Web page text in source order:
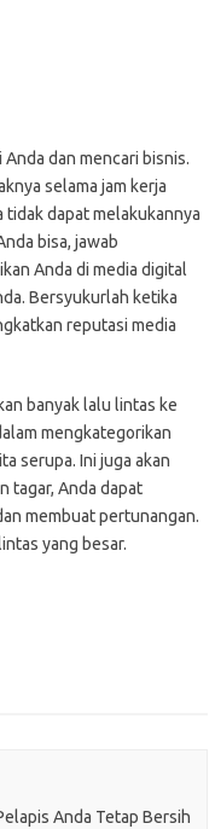
dan mencari bisnis.
selama jam kerja
tidak dapat melakukannya
bisa, jawab
Anda di media digital
Bersyukurlah ketika
reputasi media
banyak lalu lintas ke
mengkategorikan
serupa. Ini juga akan
tagar, Anda dapat
membuat pertunangan.
yang besar.
Anda Tetap Bersih